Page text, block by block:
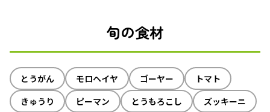
旬の食材
とうがん モロヘイヤ ゴーヤー
トマト
きゅうり
ピーマン とうもろこし ズッキーニ